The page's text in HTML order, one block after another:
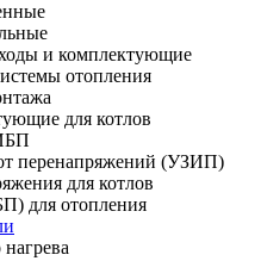
и комплектующие
отопления
для котлов
перенапряжений (УЗИП)
для котлов
для отопления